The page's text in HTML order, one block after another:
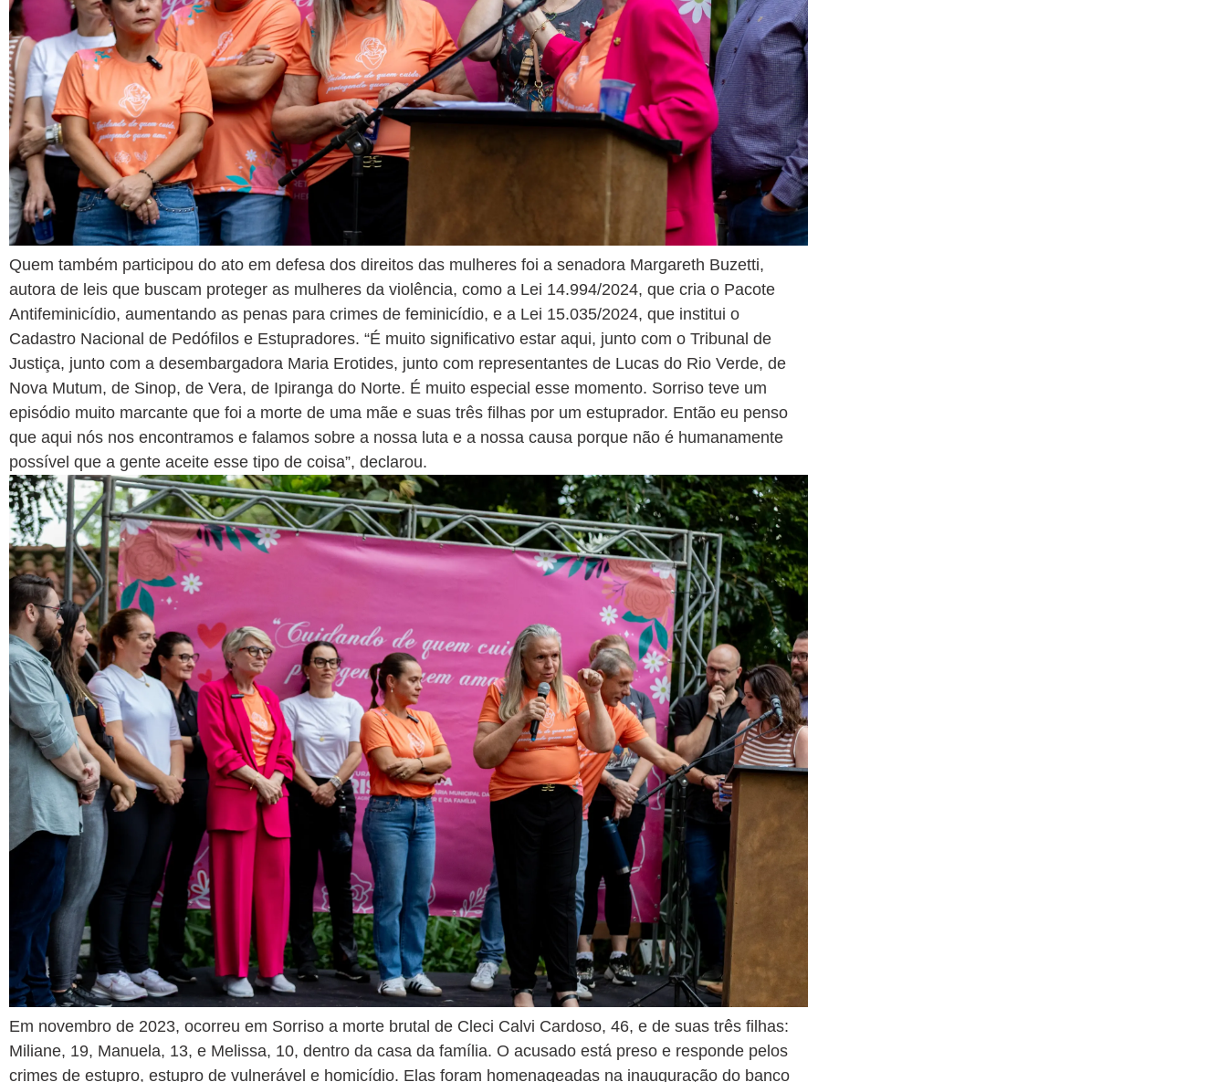
Quem também participou do ato em defesa dos direitos das mulheres foi a senadora Margareth Buzetti,
autora de leis que buscam proteger as mulheres da violência, como a Lei 14.994/2024, que cria o Pacote
Antifeminicídio, aumentando as penas para crimes de feminicídio, e a Lei 15.035/2024, que institui o
Cadastro Nacional de Pedófilos e Estupradores. “É muito significativo estar aqui, junto com o Tribunal de
Justiça, junto com a desembargadora Maria Erotides, junto com representantes de Lucas do Rio Verde, de
Nova Mutum, de Sinop, de Vera, de Ipiranga do Norte. É muito especial esse momento. Sorriso teve um
episódio muito marcante que foi a morte de uma mãe e suas três filhas por um estuprador. Então eu penso
que aqui nós nos encontramos e falamos sobre a nossa luta e a nossa causa porque não é humanamente
possível que a gente aceite esse tipo de coisa”, declarou.
Em novembro de 2023, ocorreu em Sorriso a morte brutal de Cleci Calvi Cardoso, 46, e de suas três filhas:
Miliane, 19, Manuela, 13, e Melissa, 10, dentro da casa da família. O acusado está preso e responde pelos
crimes de estupro, estupro de vulnerável e homicídio. Elas foram homenageadas na inauguração do banco